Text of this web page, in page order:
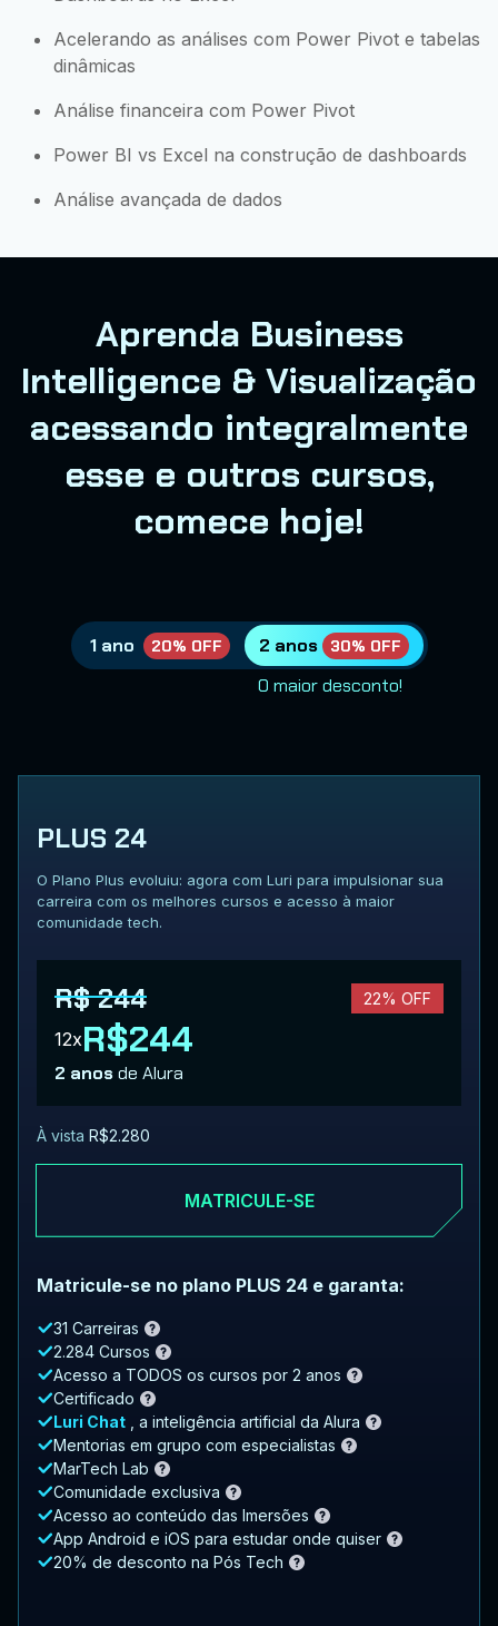
Acelerando as análises com Power Pivot e tabelas
dinâmicas
Análise financeira com Power Pivot
Power BI vs Excel na construção de dashboards
Análise avançada de dados
Aprenda Business
Intelligence & Visualização
acessando integralmente
esse e outros cursos,
comece hoje!
1 ano 20% OFF 2 anos 30% OFF
O maior desconto!
PLUS 24
O Plano Plus evoluiu: agora com Luri para impulsionar sua
carreira com os melhores cursos e acesso à maior
comunidade tech.
R$ 244 22% OFF
12xR$244
2 anosde Alura
À vista R$2.280
MATRICULE-SE
Matricule-se no plano PLUS 24 e garanta:
31 Carreiras
2.284 Cursos
Acesso a TODOS os cursos por 2 anos
Certificado
Luri Chat
, a inteligência artificial da Alura
Mentorias em grupo com especialistas
MarTech Lab
Comunidade exclusiva
Acesso ao conteúdo das Imersões
App Android e iOS para estudar onde quiser
20% de desconto na Pós Tech